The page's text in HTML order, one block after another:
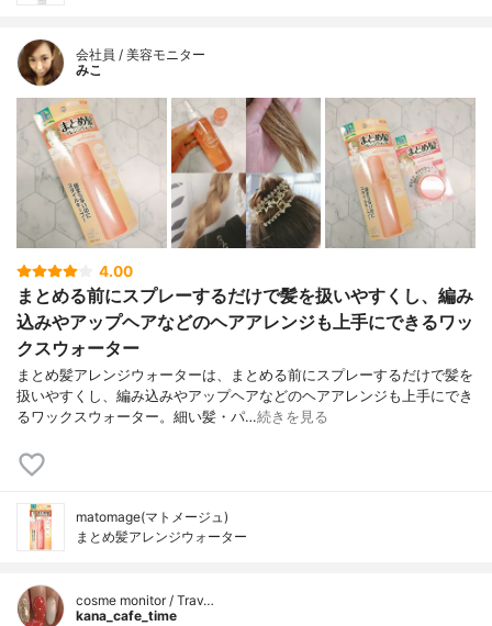
会社員 / 美容モニター
みこ
4.00
まとめる前にスプレーするだけで髪を扱いやすくし、編み
込みやアップヘアなどのヘアアレンジも上手にできるワッ
クスウォーター
まとめ髪アレンジウォーターは、まとめる前にスプレーするだけで髪を
扱いやすくし、編み込みやアップヘアなどのヘアアレンジも上手にでき
るワックスウォーター。細い髪・パ…続きを見る
matomage(マトメージュ)
まとめ髪アレンジウォーター
cosme monitor / Trav…
kana_cafe_time